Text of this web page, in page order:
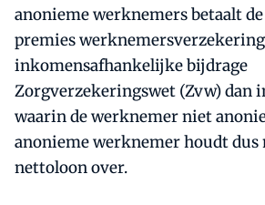
anonieme werknemers betaalt
premies
inkomensafhankelijke bijdrage
Zorgverzekeringswet (Zvw) dan
waarin de werknemer niet
anonieme werknemer houdt dus
nettoloon over.